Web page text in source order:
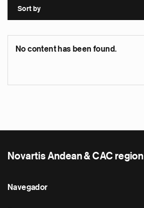
Sort by
No content has been found.
Novartis Andean & CAC region
Navegador